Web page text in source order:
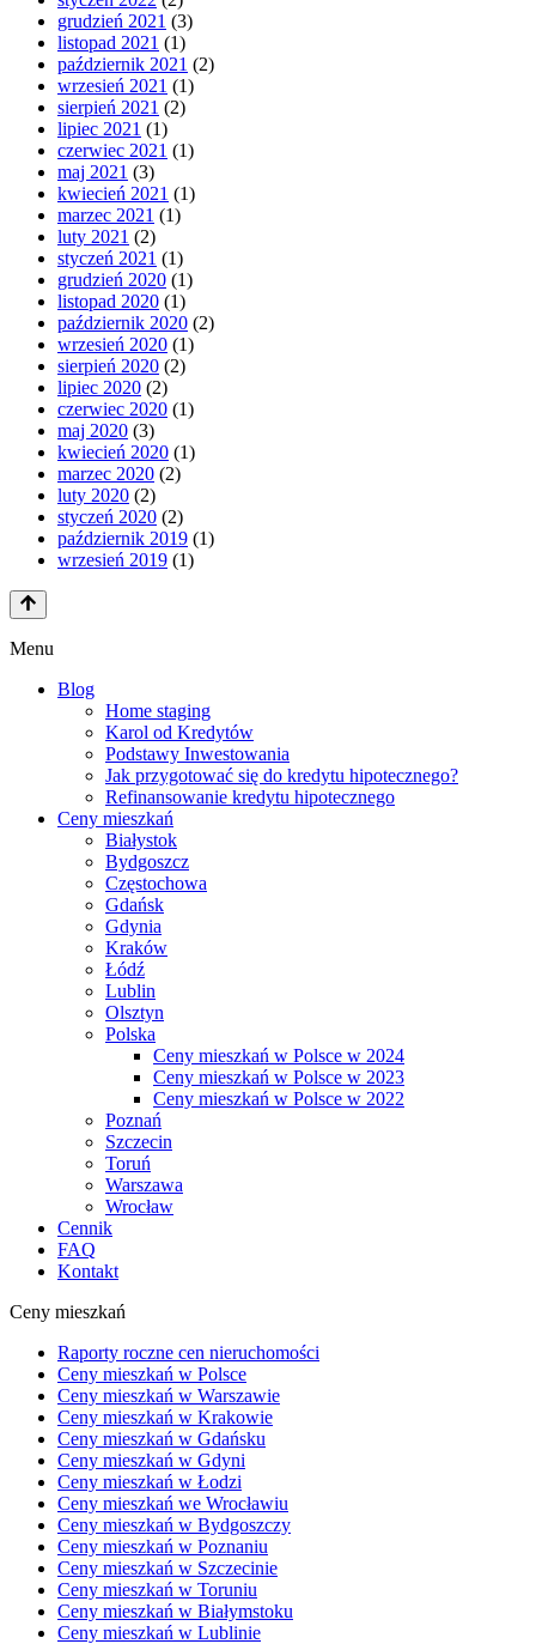
grudzień 2021 (3)
listopad 2021 (1)
październik 2021 (2)
wrzesień 2021 (1)
sierpień 2021 (2)
lipiec 2021 (1)
czerwiec 2021 (1)
maj 2021 (3)
kwiecień 2021 (1)
marzec 2021 (1)
luty 2021 (2)
styczeń 2021 (1)
grudzień 2020 (1)
listopad 2020 (1)
październik 2020 (2)
wrzesień 2020 (1)
sierpień 2020 (2)
lipiec 2020 (2)
czerwiec 2020 (1)
maj 2020 (3)
kwiecień 2020 (1)
marzec 2020 (2)
luty 2020 (2)
styczeń 2020 (2)
październik 2019 (1)
wrzesień 2019 (1)
Menu
Blog
Home staging
Karol od Kredytów
Podstawy Inwestowania
Jak przygotować się do kredytu hipotecznego?
Refinansowanie kredytu hipotecznego
Ceny mieszkań
Białystok
Bydgoszcz
Częstochowa
Gdańsk
Gdynia
Kraków
Łódź
Lublin
Olsztyn
Polska
Ceny mieszkań w Polsce w 2024
Ceny mieszkań w Polsce w 2023
Ceny mieszkań w Polsce w 2022
Poznań
Szczecin
Toruń
Warszawa
Wrocław
Cennik
FAQ
Kontakt
Ceny mieszkań
Raporty roczne cen nieruchomości
Ceny mieszkań w Polsce
Ceny mieszkań w Warszawie
Ceny mieszkań w Krakowie
Ceny mieszkań w Gdańsku
Ceny mieszkań w Gdyni
Ceny mieszkań w Łodzi
Ceny mieszkań we Wrocławiu
Ceny mieszkań w Bydgoszczy
Ceny mieszkań w Poznaniu
Ceny mieszkań w Szczecinie
Ceny mieszkań w Toruniu
Ceny mieszkań w Białymstoku
Ceny mieszkań w Lublinie